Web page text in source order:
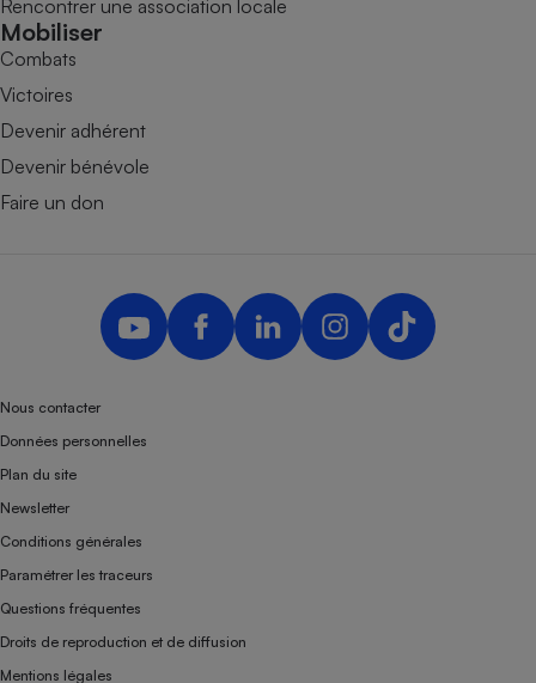
Rencontrer une association locale
Mobiliser
Combats
Victoires
Devenir adhérent
Devenir bénévole
Faire un don
Nous contacter
Données personnelles
Plan du site
Newsletter
Conditions générales
Paramétrer les traceurs
Questions fréquentes
Droits de reproduction et de diffusion
Mentions légales